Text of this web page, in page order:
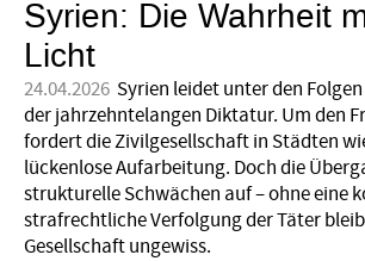
Syrien: Die Wahrheit
Licht
24.04.2026 Syrien leidet unter den
der jahrzehntelangen Diktatur. Um den
fordert die Zivilgesellschaft in Städten
lückenlose Aufarbeitung. Doch die
strukturelle Schwächen auf – ohne eine
strafrechtliche Verfolgung der Täter
Gesellschaft ungewiss.